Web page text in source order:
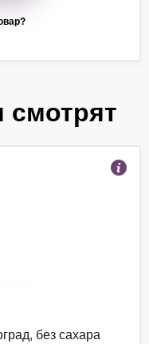
без сахара